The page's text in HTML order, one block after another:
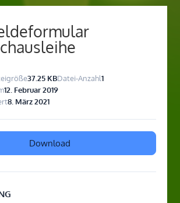
37.25 KBDatei-Anzahl1
12. Februar 2019
8. März 2021
Download